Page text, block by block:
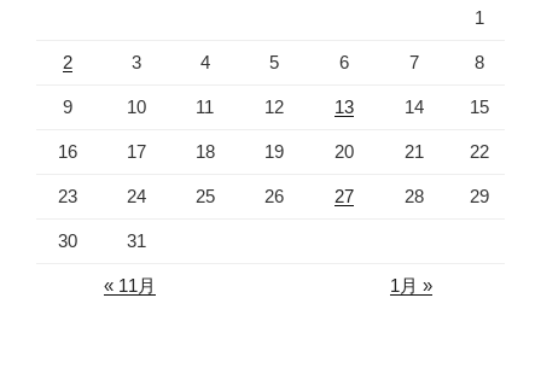
1
2 3 4 5 6 7 8
9 10 11 12 13 14 15
16 17 18 19 20 21 22
23 24 25 26 27 28 29
30 31
« 11月 1月 »